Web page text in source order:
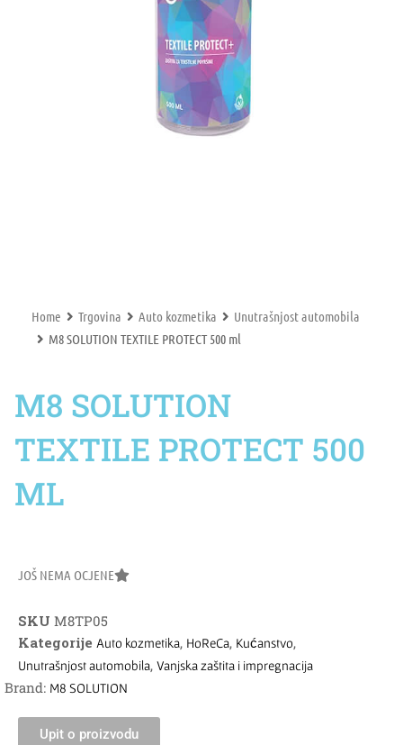
Home Trgovina Auto kozmetika
Unutrašnjost automobila
M8 SOLUTION TEXTILE PROTECT 500 ml
M8 SOLUTION
TEXTILE PROTECT 500
ML
JOŠ NEMA OCJENE
SKU M8TP05
Kategorije Auto kozmetika, HoReCa, Kućanstvo,
Unutrašnjost automobila, Vanjska zaštita i impregnacija
Brand: M8 SOLUTION
Upit o proizvodu